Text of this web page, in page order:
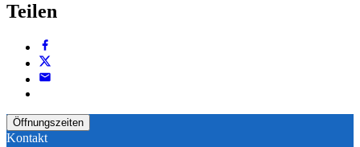
Teilen
Öffnungszeiten
Kontakt